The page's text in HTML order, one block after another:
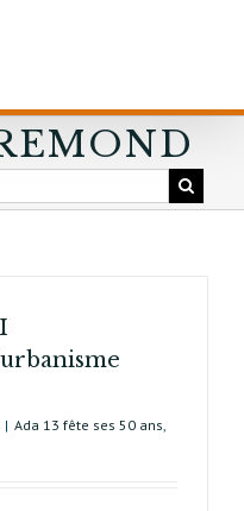
| Ada 13 fête ses 50 ans,